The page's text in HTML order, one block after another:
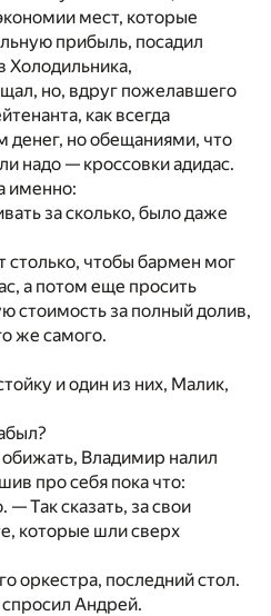
мест, которые
прибыль, посадил
Холодильника,
но, вдруг пожелавшего
как всегда
денег, но обещаниями, что
надо — кроссовки адидас.
именно:
за сколько, было даже
столько, чтобы бармен мог
а потом еще просить
стоимость за полный долив,
же самого.
и один из них, Малик,
Владимир налил
про себя пока что:
Так сказать, за свои
которые шли сверх
оркестра, последний стол.
Андрей.